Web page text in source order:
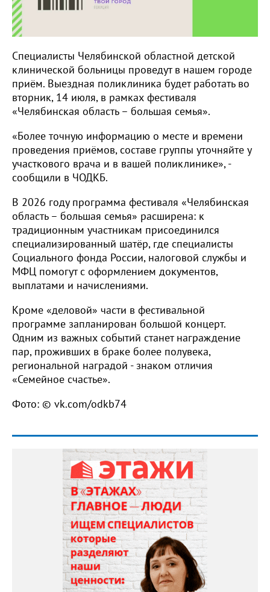
Специалисты Челябинской областной детской
клинической больницы проведут в нашем городе
приём. Выездная поликлиника будет работать во
вторник, 14 июля, в рамках фестиваля
«Челябинская область – большая семья».
«Более точную информацию о месте и времени
проведения приёмов, составе группы уточняйте у
участкового врача и в вашей поликлинике», -
сообщили в ЧОДКБ.
В 2026 году программа фестиваля «Челябинская
область – большая семья» расширена: к
традиционным участникам присоединился
специализированный шатёр, где специалисты
Социального фонда России, налоговой службы и
МФЦ помогут с оформлением документов,
выплатами и начислениями.
Кроме «деловой» части в фестивальной
программе запланирован большой концерт.
Одним из важных событий станет награждение
пар, проживших в браке более полувека,
региональной наградой - знаком отличия
«Семейное счастье».
Фото: © vk.com/odkb74